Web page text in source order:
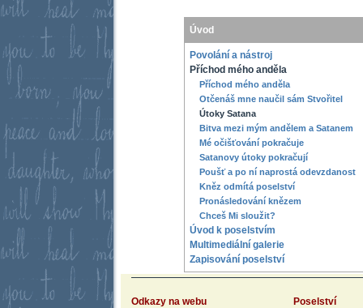
Úvod
Povolání a nástroj
Příchod mého anděla
Příchod mého anděla
Otčenáš mne naučil sám Stvořitel
Útoky Satana
Bitva mezi mým andělem a Satanem
Mé očišťování pokračuje
Satanovy útoky pokračují
Poušť a po ní naprostá odevzdanost
Kněz odmítá poselství
Pronásledování knězem
Chceš Mi sloužit?
Úvod k poselstvím
Multimediální­ galerie
Zapisování poselství
Odkazy na webu
Poselství